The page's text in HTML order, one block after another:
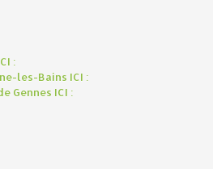
:
les-Bains ICI :
Gennes ICI :